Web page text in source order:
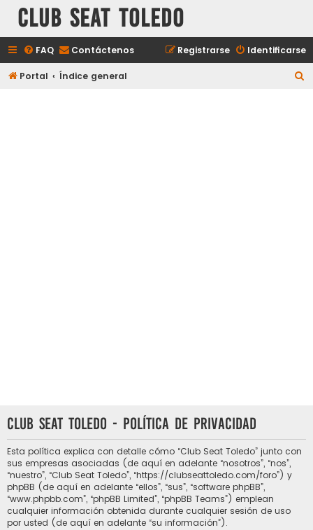
Club Seat Toledo
FAQ Contáctenos Identificarse
Registrarse
Portal Índice general
Club Seat Toledo - Política de privacidad
Esta política explica con detalle cómo “Club Seat Toledo” junto con
sus empresas asociadas (de aquí en adelante “nosotros”, “nos”,
“nuestro”, “Club Seat Toledo”, “https://clubseattoledo.com/foro”) y
phpBB (de aquí en adelante “ellos”, “sus”, “software phpBB”,
“www.phpbb.com”, “phpBB Limited”, “phpBB Teams”) emplean
cualquier información obtenida durante cualquier sesión de uso
por usted (de aquí en adelante “su información”).